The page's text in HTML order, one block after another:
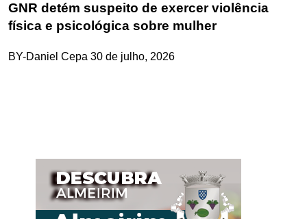
GNR detém suspeito de exercer violência
física e psicológica sobre mulher
BY-Daniel Cepa 30 de julho, 2026